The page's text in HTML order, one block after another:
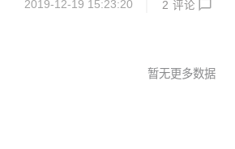
T-Thread Studi...
但是在一些场合下，使用Nano版本更为
整的中间件组件，具备低功耗、安全、通
2019-12-19 15:23:20 2 评论
暂无更多数据